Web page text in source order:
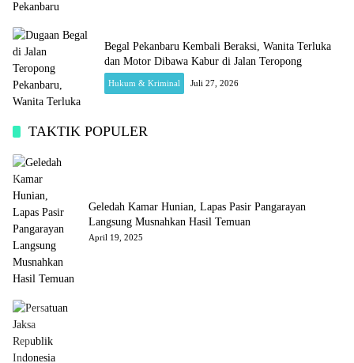
Begal Pekanbaru Kembali Beraksi, Wanita Terluka
dan Motor Dibawa Kabur di Jalan Teropong
Hukum & Kriminal Juli 27, 2026
TAKTIK POPULER
Geledah Kamar Hunian, Lapas Pasir Pangarayan
Langsung Musnahkan Hasil Temuan
April 19, 2025